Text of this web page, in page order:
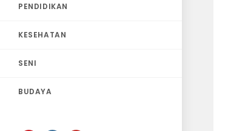
PENDIDIKAN
KESEHATAN
SENI
BUDAYA